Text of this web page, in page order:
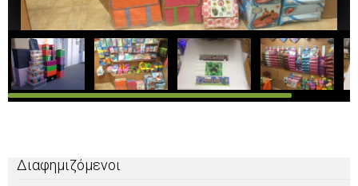
Διαφημιζόμενοι